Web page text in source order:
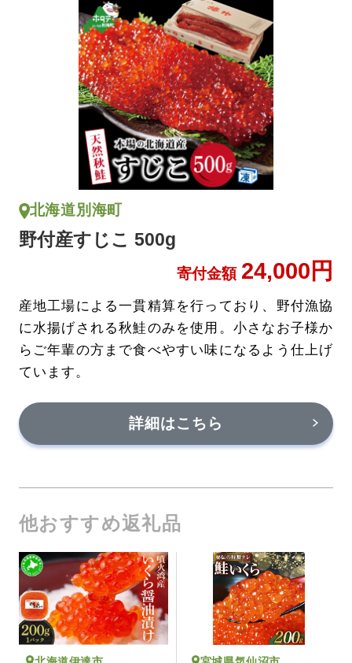
北海道別海町
野付産すじこ 500g
寄付金額 24,000円
産地工場による一貫精算を行っており、野付漁協
に水揚げされる秋鮭のみを使用。小さなお子様か
らご年輩の方まで食べやすい味になるよう仕上げ
ています。
詳細はこちら
他おすすめ返礼品